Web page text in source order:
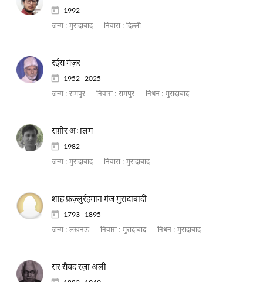
1992
जन्म : मुरादाबाद निवास : दिल्ली
रईस मंज़र
1952 - 2025
जन्म : रामपुर निवास : रामपुर निधन : मुरादाबाद
सग़ीर अालम
1982
जन्म : मुरादाबाद निवास : मुरादाबाद
शाह फ़ज़्लुर्रहमान गंज मुरादाबादी
1793 - 1895
जन्म : लखनऊ निवास : मुरादाबाद निधन : मुरादाबाद
सर सैयद रज़ा अली